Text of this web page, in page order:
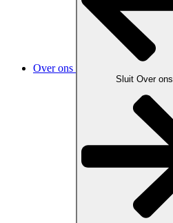
Over ons
Sluit Over ons